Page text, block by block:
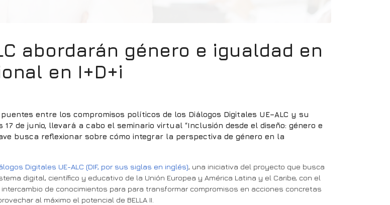
abordarán género e igualdad en
en I+D+i
entre los compromisos políticos de los Diálogos Digitales UE–ALC y su
de junio, llevará a cabo el seminario virtual “Inclusión desde el diseño: género e
busca reflexionar sobre cómo integrar la perspectiva de género en la
Digitales UE-ALC (DIF, por sus siglas en inglés), una iniciativa del proyecto que busca
digital, científico y educativo de la Unión Europea y América Latina y el Caribe, con el
de conocimientos para para transformar compromisos en acciones concretas
al máximo el potencial de BELLA II.